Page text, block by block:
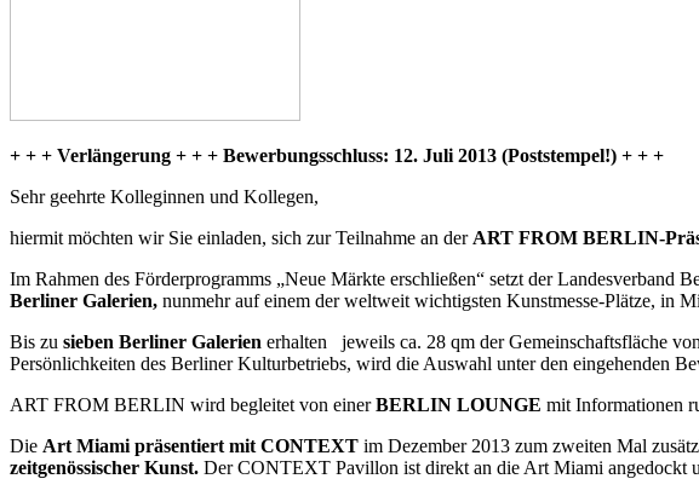
+ + + Verlängerung + + + Bewerbungsschluss: 12. Juli 2013 (Poststempel!) + + +
Sehr geehrte Kolleginnen und Kollegen,
hiermit möchten wir Sie einladen, sich zur Teilnahme an der ART FROM BERLIN-
Im Rahmen des Förderprogramms „Neue Märkte erschließen“ setzt der
Berliner Galerien, nunmehr auf einem der weltweit wichtigsten Kunstmesse-Plätze, in
Bis zu sieben Berliner Galerien erhalten jeweils ca. 28 qm der Gemeinschaftsfläche
Persönlichkeiten des Berliner Kulturbetriebs, wird die Auswahl unter den eingehenden
ART FROM BERLIN wird begleitet von einerBERLIN LOUNGE mit Informationen
Die Art Miami präsentiert mit CONTEXT im Dezember 2013 zum zweiten Mal
zeitgenössischer Kunst. Der CONTEXT Pavillon ist direkt an die Art Miami angedockt